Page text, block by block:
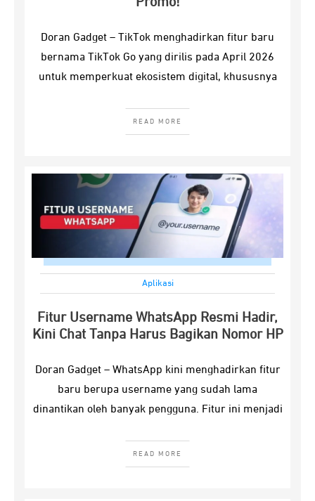
Doran Gadget – TikTok menghadirkan fitur baru
bernama TikTok Go yang dirilis pada April 2026
untuk memperkuat ekosistem digital, khususnya
READ MORE
Aplikasi
Fitur Username WhatsApp Resmi Hadir,
Kini Chat Tanpa Harus Bagikan Nomor HP
Doran Gadget – WhatsApp kini menghadirkan fitur
baru berupa username yang sudah lama
dinantikan oleh banyak pengguna. Fitur ini menjadi
READ MORE